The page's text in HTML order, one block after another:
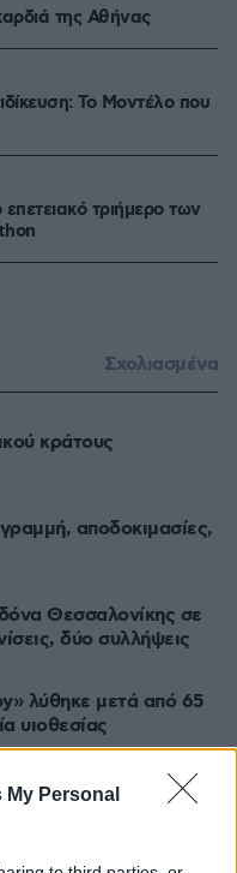
Personal
της Αθήνας
Το Mοντέλο που
επετειακό τριήμερο των
Σχολιασμένα
κράτους
αποδοκιμασίες,
Θεσσαλονίκης σε
δύο συλλήψεις
λύθηκε μετά από 65
υιοθεσίας
«Σέρβιρε» τον
3 ασίστ